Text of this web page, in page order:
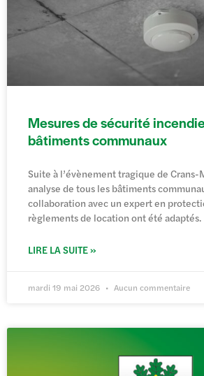
Mesures de sécurité
bâtiments communaux
Suite à l’évènement tragique de Crans-
analyse de tous les bâtiments
collaboration avec un expert en
règlements de location ont été adaptés.
LIRE LA SUITE »
mardi 19 mai 2026 Aucun commentaire